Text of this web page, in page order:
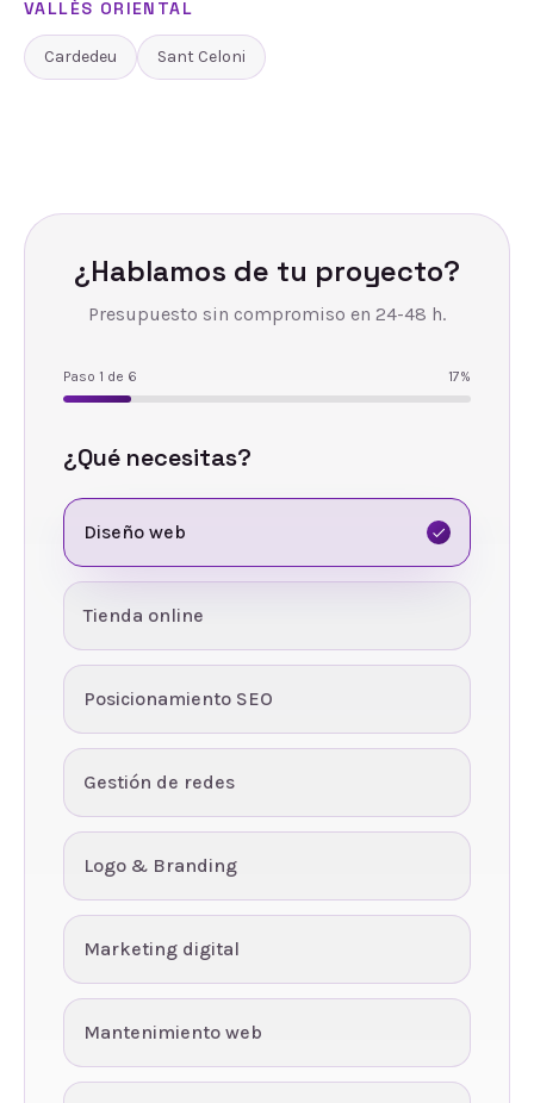
VALLÈS ORIENTAL
Cardedeu Sant Celoni
¿Hablamos de tu proyecto?
Presupuesto sin compromiso en 24-48 h.
Paso 1 de 6 17%
¿Qué necesitas?
Diseño web
Tienda online
Posicionamiento SEO
Gestión de redes
Logo & Branding
Marketing digital
Mantenimiento web